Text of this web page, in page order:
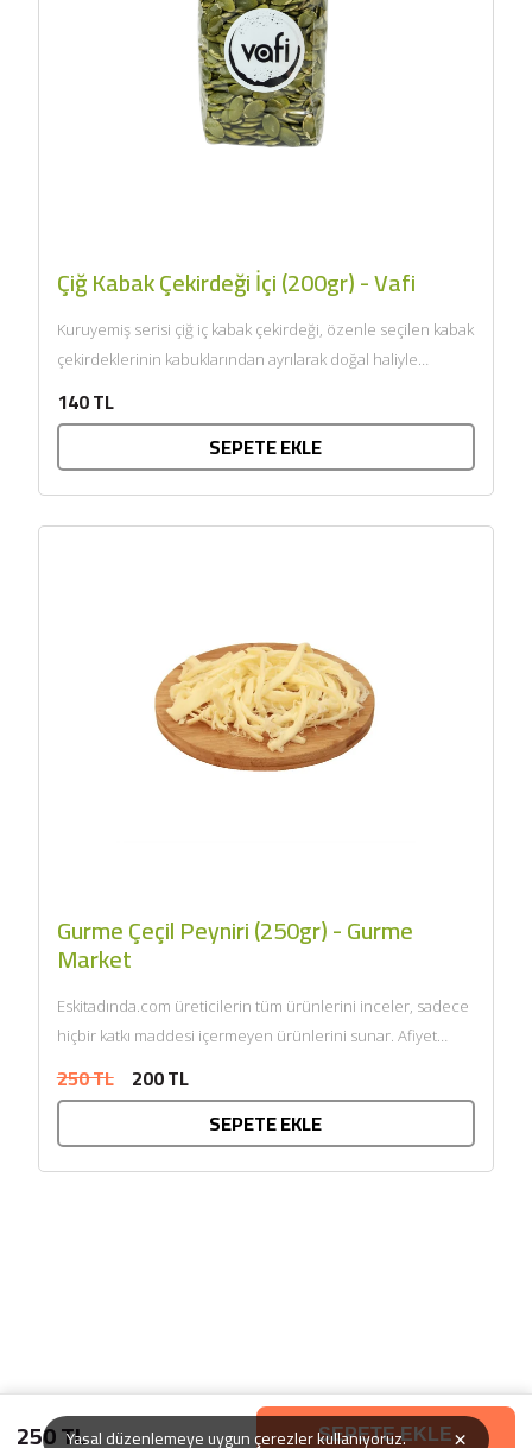
250 TL SEPETE EKLE
Çiğ Kabak Çekirdeği İçi (200gr) - Vafi
Kuruyemiş serisi çiğ iç kabak çekirdeği, özenle seçilen kabak
çekirdeklerinin kabuklarından ayrılarak doğal haliyle
140 TL
SEPETE EKLE
Gurme Çeçil Peyniri (250gr) - Gurme
Market
Eskitadında.com üreticilerin tüm ürünlerini inceler, sadece
hiçbir katkı maddesi içermeyen ürünlerini sunar. Afiyet
250 TL 200 TL
SEPETE EKLE
Yasal düzenlemeye uygun çerezler kullanıyoruz. ×